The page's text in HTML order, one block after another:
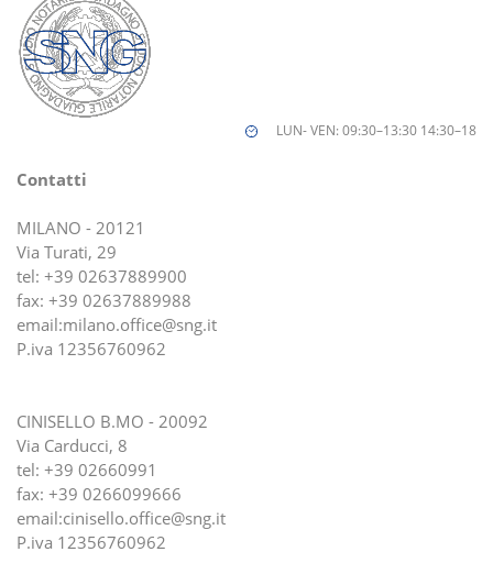
LUN- VEN: 09:30–13:30 14:30–18
Contatti
MILANO - 20121
Via Turati, 29
tel: +39 02637889900
fax: +39 02637889988
email:milano.office@sng.it
P.iva 12356760962
CINISELLO B.MO - 20092
Via Carducci, 8
tel: +39 02660991
fax: +39 0266099666
email:cinisello.office@sng.it
P.iva 12356760962